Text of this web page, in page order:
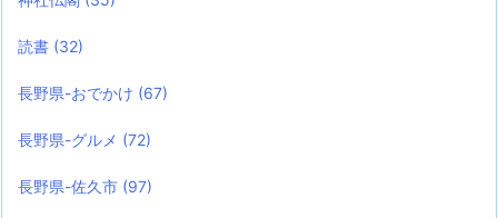
読書 (32)
長野県-おでかけ (67)
長野県-グルメ (72)
長野県-佐久市 (97)